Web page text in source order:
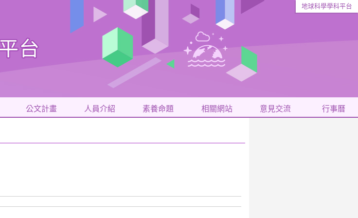
地球科學學科平台
公文計畫 人員介紹 素養命題 相關網站 意見交流 行事曆